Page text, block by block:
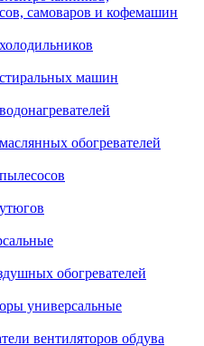
самоваров и кофемашин
машин
обогревателей
обогревателей
универсальные
вентиляторов обдува